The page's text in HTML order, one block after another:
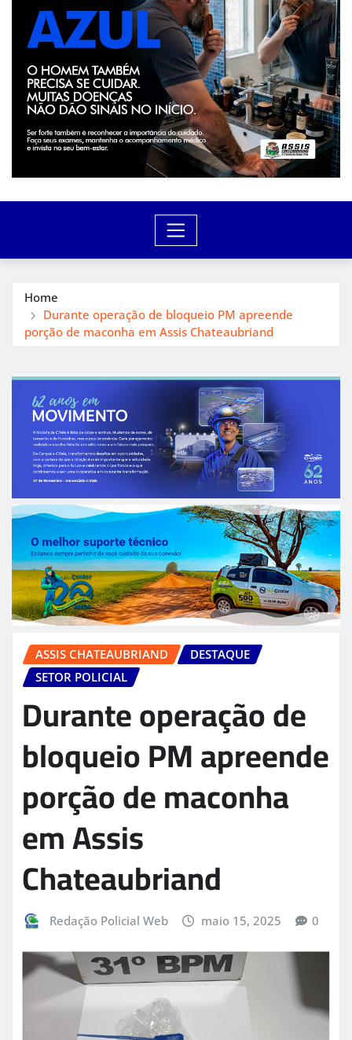
Home
Durante operação de bloqueio PM apreende
porção de maconha em Assis Chateaubriand
ASSIS CHATEAUBRIAND
DESTAQUE
SETOR POLICIAL
Durante operação de
bloqueio PM apreende
porção de maconha
em Assis
Chateaubriand
Redação Policial Web maio 15, 2025 0